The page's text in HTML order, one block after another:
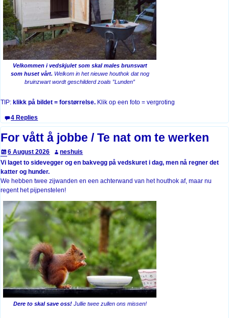
Velkommen i vedskjulet som skal males brunsvart
som huset vårt. Welkom in het nieuwe houthok dat nog
bruinzwart wordt geschilderd zoals ”Lunden”
TIP: klikk på bildet = forstørrelse. Klik op een foto = vergroting
4 Replies
For vått å jobbe / Te nat om te werken
6 August 2026
neshuis
Vi laget to sidevegger og en bakvegg på vedskuret i dag, men nå regner det
katter og hunder.
We hebben twee zijwanden en een achterwand van het houthok af, maar nu
regent het pijpenstelen!
Dere to skal save oss!Jullie twee zullen ons missen!